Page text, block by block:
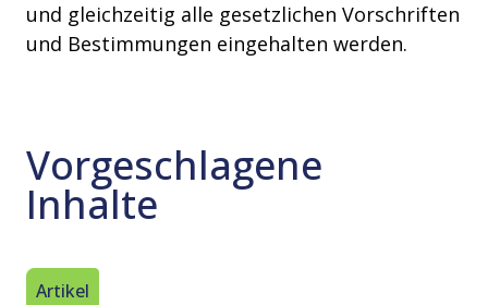
und gleichzeitig alle gesetzlichen Vorschriften
und Bestimmungen eingehalten werden.
Vorgeschlagene
Inhalte
Artikel